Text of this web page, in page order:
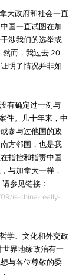
大政府和社会一直
国一直试图在加
涉我们的选举或
而，我过去 20
明了情况并非如
有确定过一例与
件。几十年来，中
参与过他国的政
方邻国，也是我
指控和指责中国
与加拿大一样，
参见链接：
is-china-really-
学、文化和外交政
界地缘政治有一
与各位尊敬的委